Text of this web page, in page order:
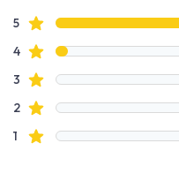
Értékelési adatok
5Csillagos értékelések
4Csillagos értékelések
3 Csillagos értékelések
2Csillagos értékelések
1 Csillagos értékelések